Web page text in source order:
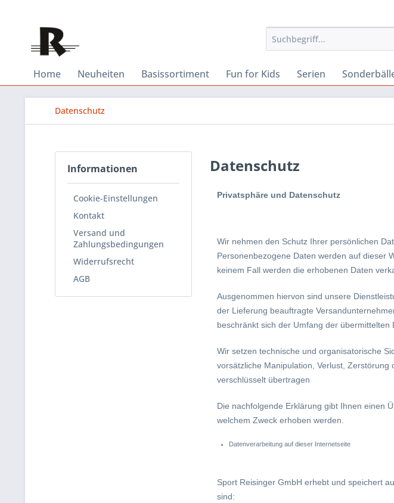
Home Neuheiten Basissortiment Fun for Kids Serien
Datenschutz
Informationen
Cookie-Einstellungen
Kontakt
Versand und
Zahlungsbedingungen
Widerrufsrecht
AGB
Datenschutz
Privatsphäre und Datenschutz
Wir nehmen den Schutz Ihrer persönlichen
Personenbezogene Daten werden auf dieser
keinem Fall werden die erhobenen Daten
Ausgenommen hiervon sind unsere
der Lieferung beauftragte
beschränkt sich der Umfang der
Wir setzen technische und organisatorische
vorsätzliche Manipulation, Verlust,
verschlüsselt übertragen
Die nachfolgende Erklärung gibt Ihnen einen
welchem Zweck erhoben werden.
Datenverarbeitung auf dieser Internetseite
Sport Reisinger GmbH erhebt und speichert
sind: